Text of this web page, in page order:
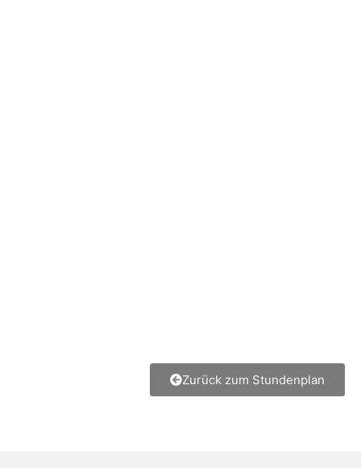
Zurück zum Stundenplan